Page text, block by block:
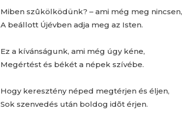
Miben szûkölködünk? – ami még meg nincsen,
A beállott Újévben adja meg az Isten.
Ez a kívánságunk, ami még úgy kéne,
Megértést és békét a népek szívébe.
Hogy keresztény néped megtérjen és éljen,
Sok szenvedés után boldog idõt érjen.